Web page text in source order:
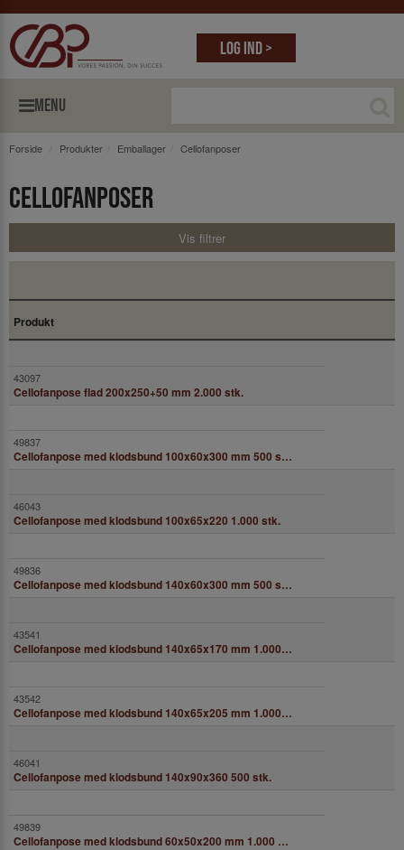
Log ind >
MENU
Forside Produkter Emballager Cellofanposer
Cellofanposer
Vis filtrer
Produkt
Cellofanpose flad 200x250+50 mm 2.000 stk.
Cellofanpose med klodsbund 100x60x300 mm 500 stk.
Cellofanpose med klodsbund 100x65x220 1.000 stk.
Cellofanpose med klodsbund 140x60x300 mm 500 stk.
Cellofanpose med klodsbund 140x65x170 mm 1.000 stk.
Cellofanpose med klodsbund 140x65x205 mm 1.000 stk.
Cellofanpose med klodsbund 140x90x360 500 stk.
Cellofanpose med klodsbund 60x50x200 mm 1.000 stk.